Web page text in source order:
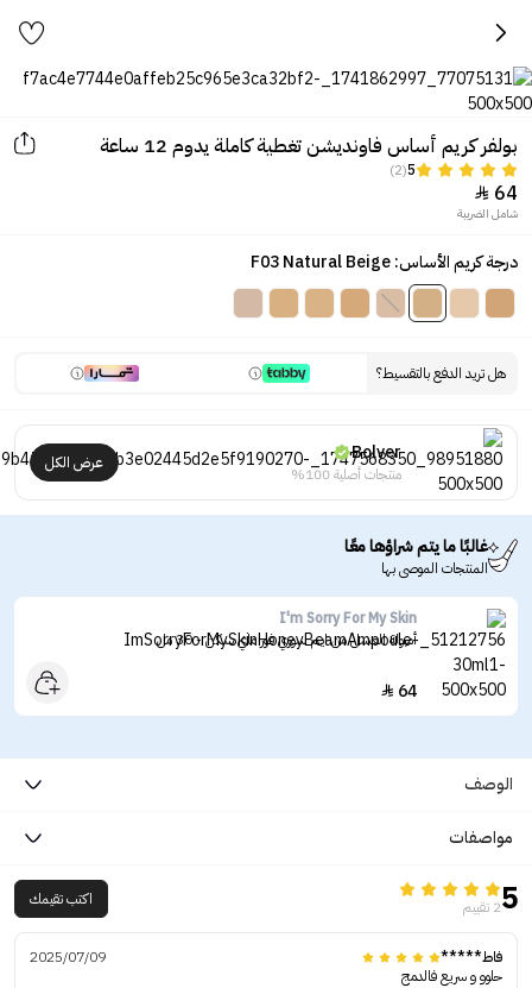
بولفر كريم أساس فاونديشن تغطية كاملة يدوم 12 ساعة
5
(2)
64

شامل الضريبة
درجة كريم الأساس: F03 Natural Beige
هل تريد الدفع بالتقسيط؟
Bolver
منتجات أصلية 100%
عرض الكل
غالبًا ما يتم شراؤها معًا
المنتجات الموصى بها
I'm Sorry For My Skin
أمبولة العسل من ايم سوري فور ماي سكن - 30 مل
64

الوصف
مواصفات
52 تقييم اكتب تقيمك
فاط*****
2025/07/09
حلوو و سريع فالدمج